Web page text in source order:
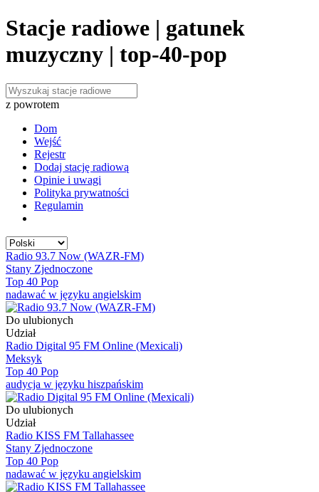
Stacje radiowe | gatunek
muzyczny | top-40-pop
z powrotem
Dom
Wejść
Rejestr
Dodaj stację radiową
Opinie i uwagi
Polityka prywatności
Regulamin
Radio 93.7 Now (WAZR-FM)
Stany Zjednoczone
Top 40 Pop
nadawać w języku angielskim
Do ulubionych
Udział
Radio Digital 95 FM Online (Mexicali)
Meksyk
Top 40 Pop
audycja w języku hiszpańskim
Do ulubionych
Udział
Radio KISS FM Tallahassee
Stany Zjednoczone
Top 40 Pop
nadawać w języku angielskim